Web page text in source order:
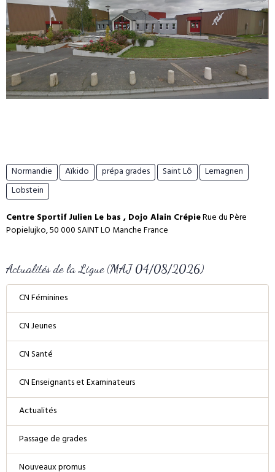
Normandie Aïkido prépa grades Saint Lô
Lemagnen
Lobstein
Centre Sportif Julien Le bas , Dojo Alain CrépieRue du Père
Popielujko, 50 000 SAINT LO Manche France
Actualités de la Ligue (MAJ 04/08/2026)
CN Féminines
CN Jeunes
CN Santé
CN Enseignants et Examinateurs
Actualités
Passage de grades
Nouveaux promus